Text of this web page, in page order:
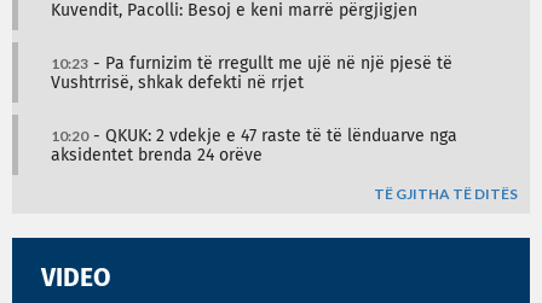
Kuvendit, Pacolli: Besoj e keni marrë përgjigjen
10:23 - Pa furnizim të rregullt me ujë në një pjesë të
Vushtrrisë, shkak defekti në rrjet
10:20- QKUK: 2 vdekje e 47 raste të të lënduarve nga
aksidentet brenda 24 orëve
TË GJITHA TË DITËS
VIDEO